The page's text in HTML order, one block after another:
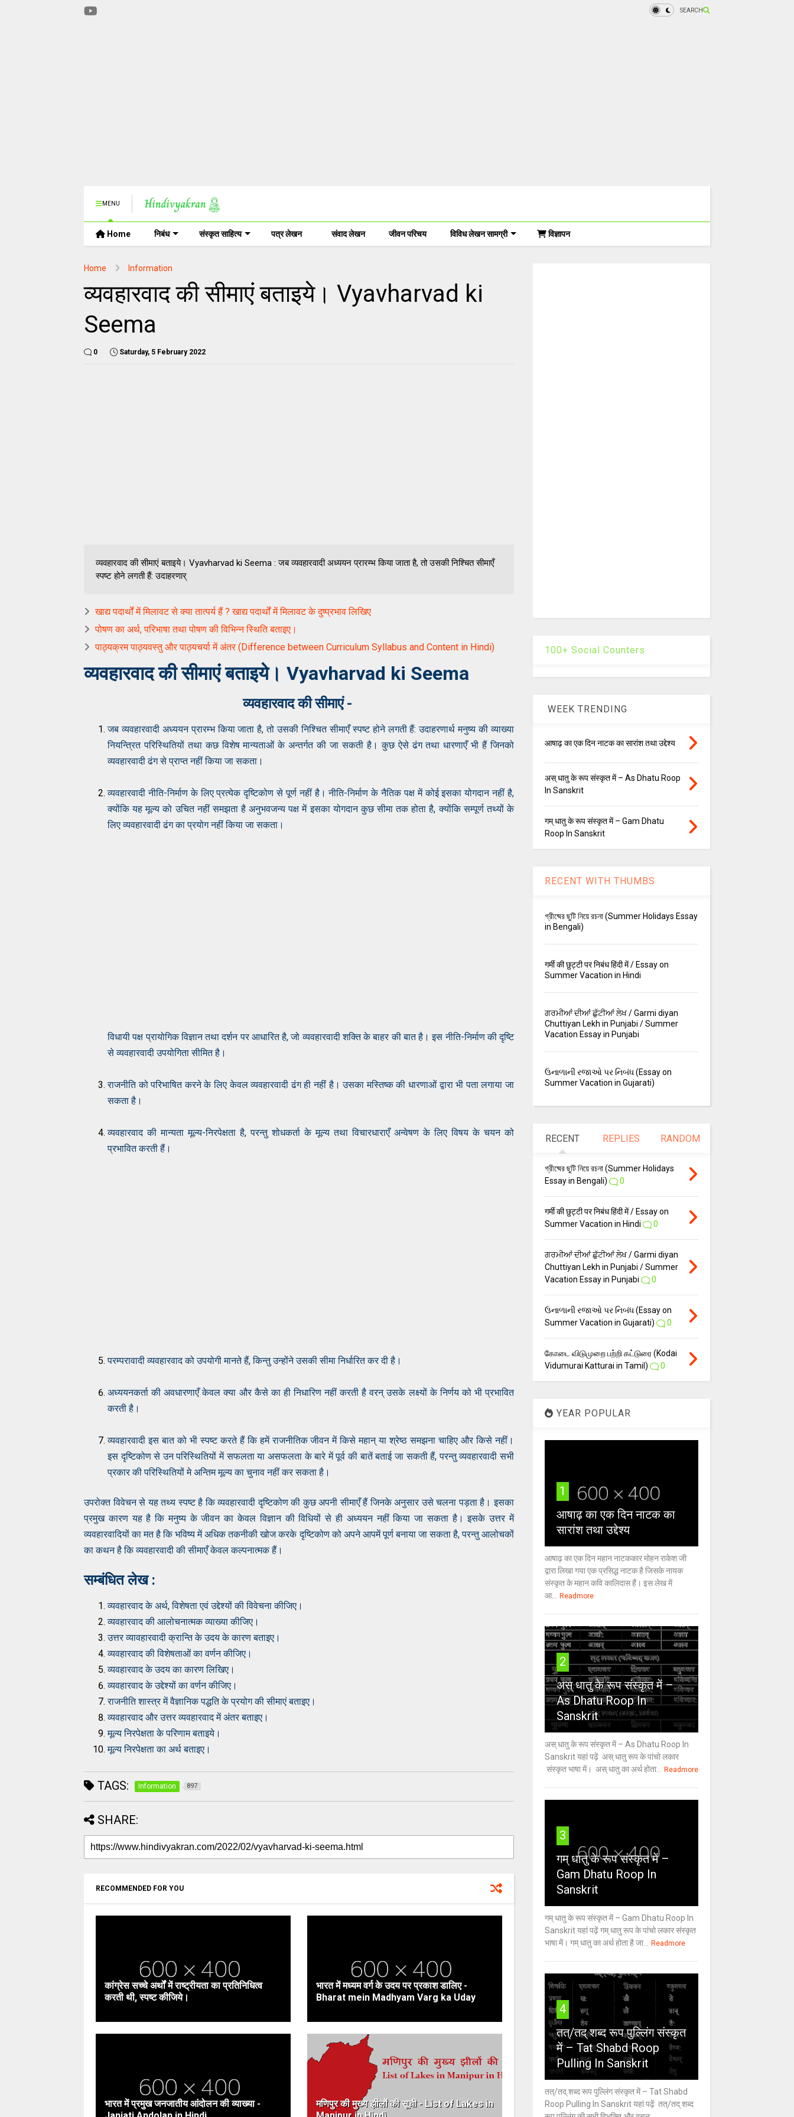
SEARCH
MENU
Home निबंध संस्कृत साहित्य पत्र लेखन संवाद लेखन जीवन परिचय विविध लेखन सामग्री विज्ञापन
Home Information
व्यवहारवाद की सीमाएं बताइये। Vyavharvad ki
Seema
0 Saturday, 5 February 2022
व्यवहारवाद की सीमाएं बताइये। Vyavharvad ki Seema : जब व्यवहारवादी अध्ययन प्रारम्भ किया जाता है, तो उसकी निश्चित सीमाएँ
स्पष्ट होने लगती हैं: उदाहरणार्
खाद्य पदार्थों में मिलावट से क्या तात्पर्य हैं ? खाद्य पदार्थों में मिलावट के दुष्प्रभाव लिखिए
पोषण का अर्थ, परिभाषा तथा पोषण की विभिन्न स्थिति बताइए।
पाठ्यक्रम पाठ्यवस्तु और पाठ्यचर्या में अंतर (Difference between Curriculum Syllabus and Content in Hindi)
व्यवहारवाद की सीमाएं बताइये। Vyavharvad ki Seema
व्यवहारवाद की सीमाएं -
जब व्यवहारवादी अध्ययन प्रारम्भ किया जाता है, तो उसकी निश्चित सीमाएँ स्पष्ट होने लगती हैं: उदाहरणार्थ मनुष्य की व्याख्या
नियन्त्रित परिस्थितियों तथा कछ विशेष मान्यताओं के अन्तर्गत की जा सकती है। कुछ ऐसे ढंग तथा धारणाएँ भी हैं जिनको
व्यवहारवादी ढंग से प्राप्त नहीं किया जा सकता।
व्यवहारवादी नीति-निर्माण के लिए प्रत्येक दृष्टिकोण से पूर्ण नहीं है। नीति-निर्माण के नैतिक पक्ष में कोई इसका योगदान नहीं है,
क्योंकि यह मूल्य को उचित नहीं समझता है अनुभवजन्य पक्ष में इसका योगदान कुछ सीमा तक होता है, क्योंकि सम्पूर्ण तथ्यों के
लिए व्यवहारवादी ढंग का प्रयोग नहीं किया जा सकता।
विधायी पक्ष प्रायोगिक विज्ञान तथा दर्शन पर आधारित है, जो व्यवहारवादी शक्ति के बाहर की बात है। इस नीति-निर्माण की दृष्टि
से व्यवहारवादी उपयोगिता सीमित है।
राजनीति को परिभाषित करने के लिए केवल व्यवहारवादी ढंग ही नहीं है। उसका मस्तिष्क की धारणाओं द्वारा भी पता लगाया जा
सकता है।
व्यवहारवाद की मान्यता मूल्य-निरपेक्षता है, परन्तु शोधकर्ता के मूल्य तथा विचारधाराएँ अन्वेषण के लिए विषय के चयन को
प्रभावित करती हैं।
परम्परावादी व्यवहारवाद को उपयोगी मानते हैं, किन्तु उन्होंने उसकी सीमा निर्धारित कर दी है।
अध्ययनकर्ता की अवधारणाएँ केवल क्या और कैसे का ही निधारिण नहीं करती है वरन् उसके लक्ष्यों के निर्णय को भी प्रभावित
करती है।
व्यवहारवादी इस बात को भी स्पष्ट करते हैं कि हमें राजनीतिक जीवन में किसे महान् या श्रेष्ठ समझना चाहिए और किसे नहीं।
इस दृष्टिकोण से उन परिस्थितियों में सफलता या असफलता के बारे में पूर्व की बातें बताई जा सकती हैं, परन्तु व्यवहारवादी सभी
प्रकार की परिस्थितियों मे अन्तिम मूल्य का चुनाव नहीं कर सकता है।
उपरोक्त विवेचन से यह तथ्य स्पष्ट है कि व्यवहारवादी दृष्टिकोण की कुछ अपनी सीमाएँ हैं जिनके अनुसार उसे चलना पड़ता है। इसका
प्रमुख कारण यह है कि मनुष्य के जीवन का केवल विज्ञान की विधियों से ही अध्ययन नहीं किया जा सकता है। इसके उत्तर में
व्यवहारवादियों का मत है कि भविष्य में अधिक तकनीकी खोज करके दृष्टिकोण को अपने आपमें पूर्ण बनाया जा सकता है, परन्तु आलोचकों
का कथन है कि व्यवहारवादी की सीमाएँ केवल कल्पनात्मक हैं।
सम्बंधित लेख :
व्यवहारवाद के अर्थ, विशेषता एवं उद्देश्यों की विवेचना कीजिए।
व्यवहारवाद की आलोचनात्मक व्याख्या कीजिए।
उत्तर व्यावहारवादी क्रान्ति के उदय के कारण बताइए।
व्यवहारवाद की विशेषताओं का वर्णन कीजिए।
व्यवहारवाद के उदय का कारण लिखिए।
व्यवहारवाद के उद्देश्यों का वर्णन कीजिए।
राजनीति शास्त्र में वैज्ञानिक पद्धति के प्रयोग की सीमाएं बताइए।
व्यवहारवाद और उत्तर व्यवहारवाद में अंतर बताइए।
मूल्य निरपेक्षता के परिणाम बताइये।
मूल्य निरपेक्षता का अर्थ बताइए।
TAGS: Information 897
SHARE:
RECOMMENDED FOR YOU
कांग्रेस सच्चे अर्थों में राष्ट्रीयता का प्रतिनिधित्व
करती थी, स्पष्ट कीजिये।
भारत में मध्यम वर्ग के उदय पर प्रकाश डालिए -
Bharat mein Madhyam Varg ka Uday
भारत में प्रमुख जनजातीय आंदोलन की व्याख्या -
मणिपुर की मुख्य झीलों की सूची - List of Lakes in
100+ Social Counters
WEEK TRENDING
आषाढ़ का एक दिन नाटक का सारांश तथा उद्देश्य
अस् धातु के रूप संस्कृत में – As Dhatu Roop
In Sanskrit
गम् धातु के रूप संस्कृत में – Gam Dhatu
Roop In Sanskrit
RECENT WITH THUMBS
গ্রীষ্মের ছুটি নিয়ে রচনা (Summer Holidays Essay
in Bengali)
गर्मी की छुट्टी पर निबंध हिंदी में / Essay on
Summer Vacation in Hindi
ਗਰਮੀਆਂ ਦੀਆਂ ਛੁੱਟੀਆਂ ਲੇਖ / Garmi diyan
Chuttiyan Lekh in Punjabi / Summer
Vacation Essay in Punjabi
ઉનાળાની રજાઓ પર નિબંધ (Essay on
Summer Vacation in Gujarati)
RECENT REPLIES RANDOM
গ্রীষ্মের ছুটি নিয়ে রচনা (Summer Holidays
Essay in Bengali)
0
गर्मी की छुट्टी पर निबंध हिंदी में / Essay on
Summer Vacation in Hindi
0
ਗਰਮੀਆਂ ਦੀਆਂ ਛੁੱਟੀਆਂ ਲੇਖ / Garmi diyan
Chuttiyan Lekh in Punjabi / Summer
Vacation Essay in Punjabi
0
ઉનાળાની રજાઓ પર નિબંધ (Essay on
Summer Vacation in Gujarati)
0
கோடை விடுமுறை பற்றி கட்டுரை (Kodai
Vidumurai Katturai in Tamil)
0
YEAR POPULAR
1
आषाढ़ का एक दिन नाटक का
सारांश तथा उद्देश्य
आषाढ़ का एक दिन महान नाटककार मोहन राकेश जी
द्वारा लिखा गया एक प्रसिद्ध नाटक है जिसके नायक
संस्कृत के महान कवि कालिदास हैं। इस लेख में
आ... Readmore
2
अस् धातु के रूप संस्कृत में –
As Dhatu Roop In
Sanskrit
अस् धातु के रूप संस्कृत में – As Dhatu Roop In
Sanskrit यहां पढ़ें अस् धातु रूप के पांचो लकार
संस्कृत भाषा में। अस् धातु का अर्थ होता... Readmore
3
गम् धातु के रूप संस्कृत में –
Gam Dhatu Roop In
Sanskrit
गम् धातु के रूप संस्कृत में – Gam Dhatu Roop In
Sanskrit यहां पढ़ें गम् धातु रूप के पांचो लकार संस्कृत
भाषा में। गम् धातु का अर्थ होता है जा... Readmore
4
तत्/तद् शब्द रूप पुल्लिंग संस्कृत
में – Tat Shabd Roop
Pulling In Sanskrit
तत्/तद् शब्द रूप पुल्लिंग संस्कृत में – Tat Shabd
Roop Pulling In Sanskrit यहां पढ़ें तत्/तद् शब्द